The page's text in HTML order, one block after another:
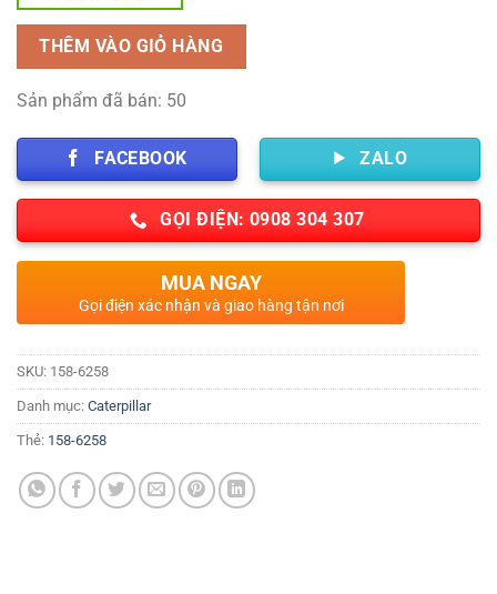
THÊM VÀO GIỎ HÀNG
Sản phẩm đã bán: 50
FACEBOOK ZALO
GỌI ĐIỆN: 0908 304 307
MUA NGAY
Gọi điện xác nhận và giao hàng tận nơi
SKU: 158-6258
Danh mục: Caterpillar
Thẻ: 158-6258